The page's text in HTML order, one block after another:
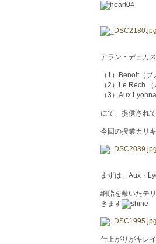
アラン・デュカ
（1）Benoit（ブ
（2）Le Rech （
（3）Aux
にて、提供され
今回の授業カリ
まずは、Aux・
網脂を敷いたテ
きます
仕上がりがキレ